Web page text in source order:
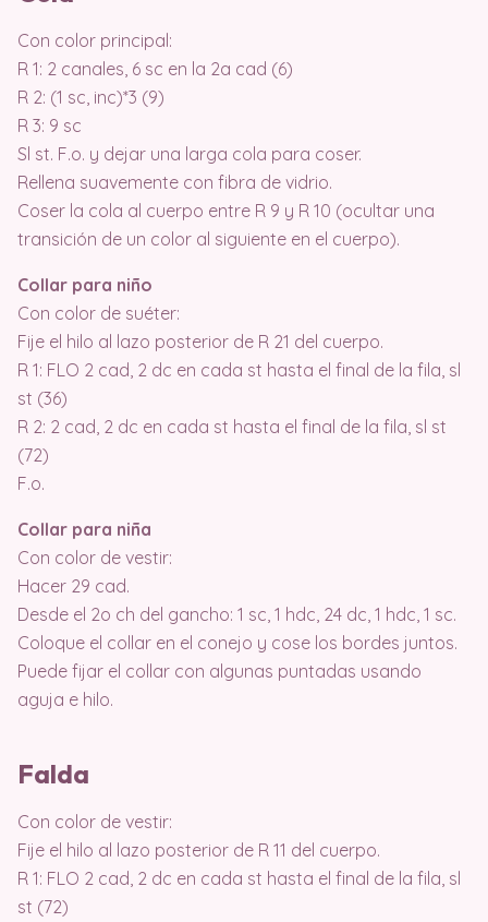
Con color principal:
R 1: 2 canales, 6 sc en la 2a cad (6)
R 2: (1 sc, inc)*3 (9)
R 3: 9 sc
Sl st. F.o. y dejar una larga cola para coser.
Rellena suavemente con fibra de vidrio.
Coser la cola al cuerpo entre R 9 y R 10 (ocultar una
transición de un color al siguiente en el cuerpo).
Collar para niño
Con color de suéter:
Fije el hilo al lazo posterior de R 21 del cuerpo.
R 1: FLO 2 cad, 2 dc en cada st hasta el final de la fila, sl
st (36)
R 2: 2 cad, 2 dc en cada st hasta el final de la fila, sl st
(72)
F.o.
Collar para niña
Con color de vestir:
Hacer 29 cad.
Desde el 2o ch del gancho: 1 sc, 1 hdc, 24 dc, 1 hdc, 1 sc.
Coloque el collar en el conejo y cose los bordes juntos.
Puede fijar el collar con algunas puntadas usando
aguja e hilo.
Falda
Con color de vestir:
Fije el hilo al lazo posterior de R 11 del cuerpo.
R 1: FLO 2 cad, 2 dc en cada st hasta el final de la fila, sl
st (72)